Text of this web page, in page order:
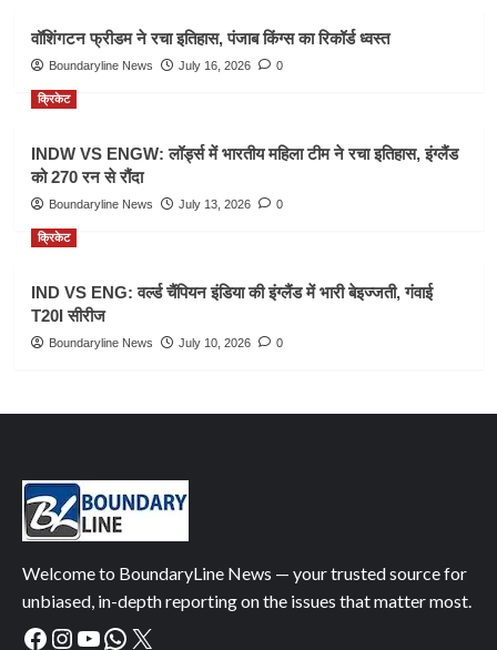
वॉशिंगटन फ्रीडम ने रचा इतिहास, पंजाब किंग्स का रिकॉर्ड ध्वस्त
Boundaryline News July 16, 2026 0
क्रिकेट
INDW VS ENGW: लॉर्ड्स में भारतीय महिला टीम ने रचा इतिहास, इंग्लैंड
को 270 रन से रौंदा
Boundaryline News July 13, 2026 0
क्रिकेट
IND VS ENG: वर्ल्ड चैंपियन इंडिया की इंग्लैंड में भारी बेइज्जती, गंवाई
T20I सीरीज
Boundaryline News July 10, 2026 0
Welcome to BoundaryLine News — your trusted source for
unbiased, in-depth reporting on the issues that matter most.
Facebook
Instagram
YouTube
WhatsApp
X